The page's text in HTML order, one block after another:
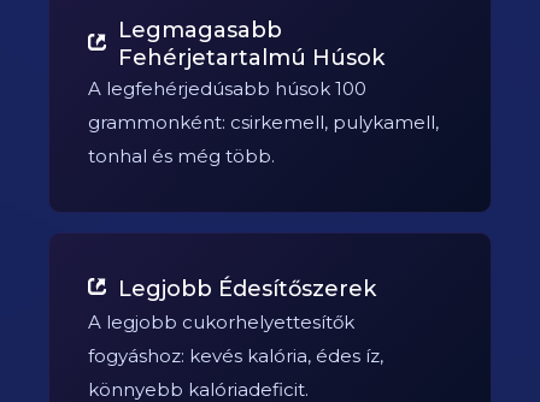
Legmagasabb
Fehérjetartalmú Húsok
A legfehérjedúsabb húsok 100
grammonként: csirkemell, pulykamell,
tonhal és még több.
Legjobb Édesítőszerek
A legjobb cukorhelyettesítők
fogyáshoz: kevés kalória, édes íz,
könnyebb kalóriadeficit.